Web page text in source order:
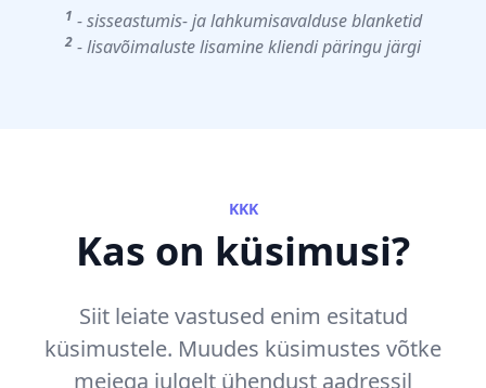
1 - sisseastumis- ja lahkumisavalduse blanketid
2 - lisavõimaluste lisamine kliendi päringu järgi
KKK
Kas on küsimusi?
Siit leiate vastused enim esitatud
küsimustele. Muudes küsimustes võtke
meiega julgelt ühendust aadressil